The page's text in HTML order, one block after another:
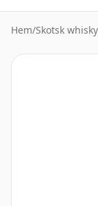
Hem/Skotsk whisky